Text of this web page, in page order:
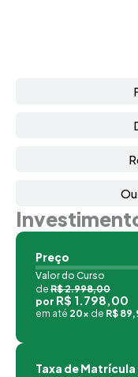
Preço
Valor do Curso
de R$ 2.998,00
por R$ 1.798,00
em até 20x de R$
Taxa de Matrícula